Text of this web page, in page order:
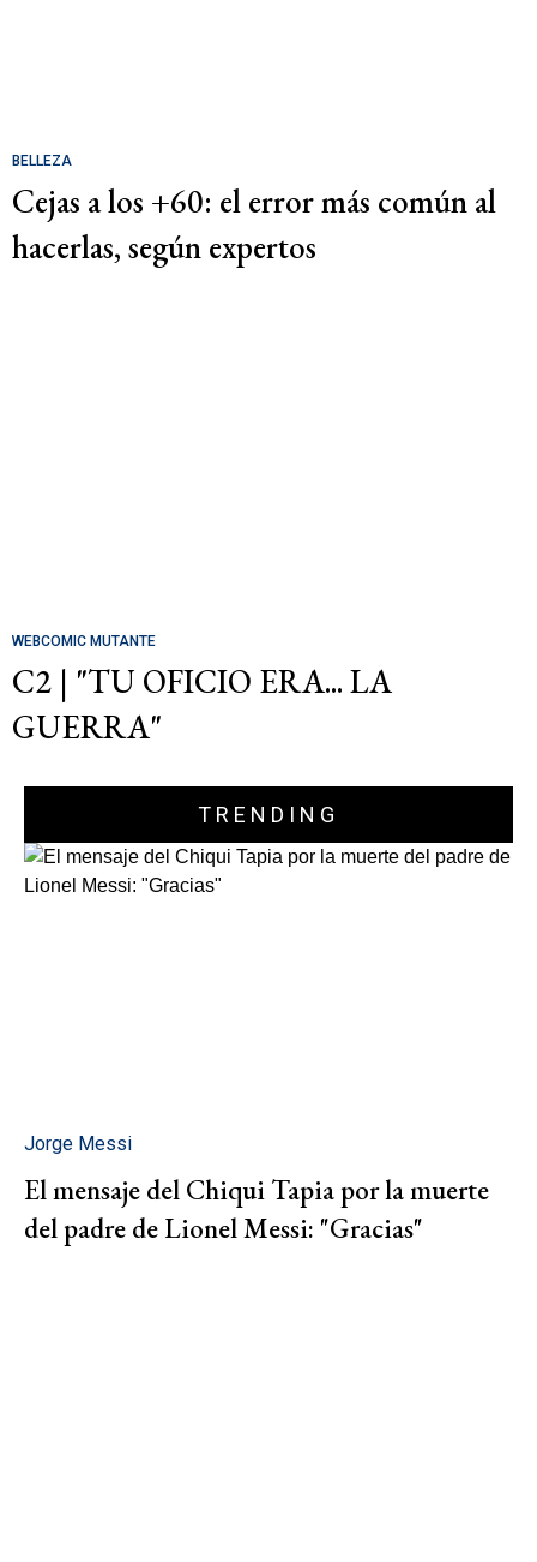
BELLEZA
Cejas a los +60: el error más común al
hacerlas, según expertos
WEBCOMIC MUTANTE
C2 | "TU OFICIO ERA... LA
GUERRA"
TRENDING
Jorge Messi
El mensaje del Chiqui Tapia por la muerte
del padre de Lionel Messi: "Gracias"